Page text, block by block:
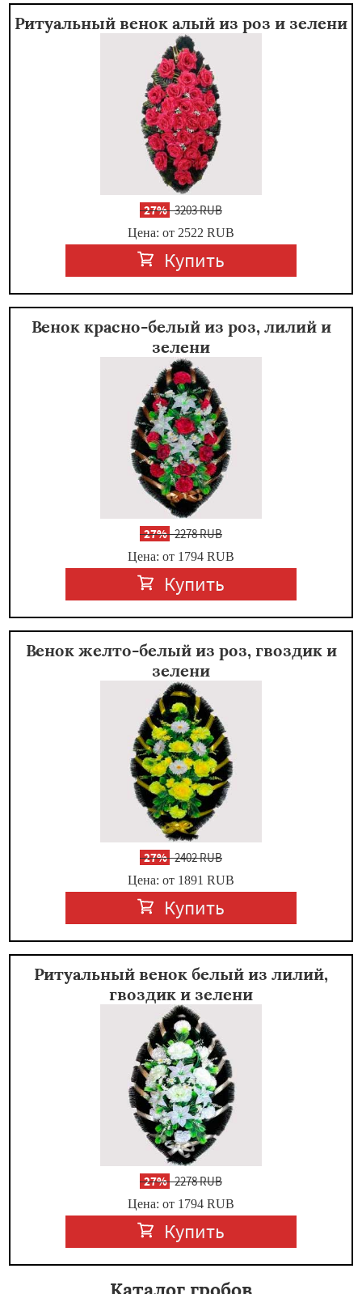
Ритуальный венок алый из роз и зелени
-27%3203 RUB
Цена: от 2522 RUB
Купить
Венок красно-белый из роз, лилий и
зелени
-27%2278 RUB
Цена: от 1794 RUB
Купить
Венок желто-белый из роз, гвоздик и
зелени
-27%2402 RUB
Цена: от 1891 RUB
Купить
Ритуальный венок белый из лилий,
гвоздик и зелени
-27%2278 RUB
Цена: от 1794 RUB
Купить